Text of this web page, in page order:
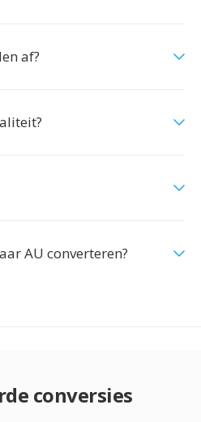
af?
AU converteren?
conversies